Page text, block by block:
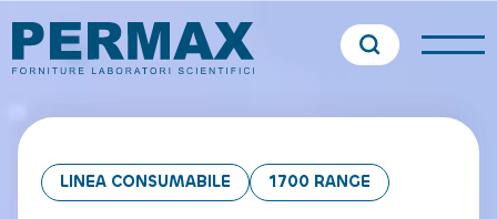
LINEA CONSUMABILE 1700 RANGE